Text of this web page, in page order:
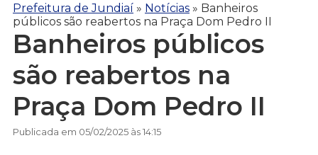
Prefeitura de Jundiaí » Notícias » Banheiros
públicos são reabertos na Praça Dom Pedro II
Banheiros públicos
são reabertos na
Praça Dom Pedro II
Publicada em 05/02/2025 às 14:15